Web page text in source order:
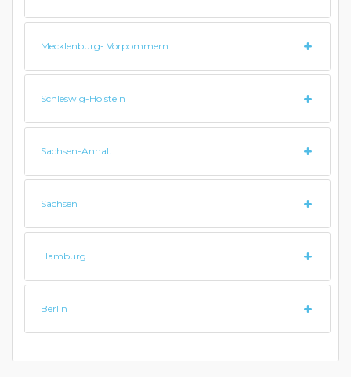
Mecklenburg- Vorpommern
Schleswig-Holstein
Sachsen-Anhalt
Sachsen
Hamburg
Berlin